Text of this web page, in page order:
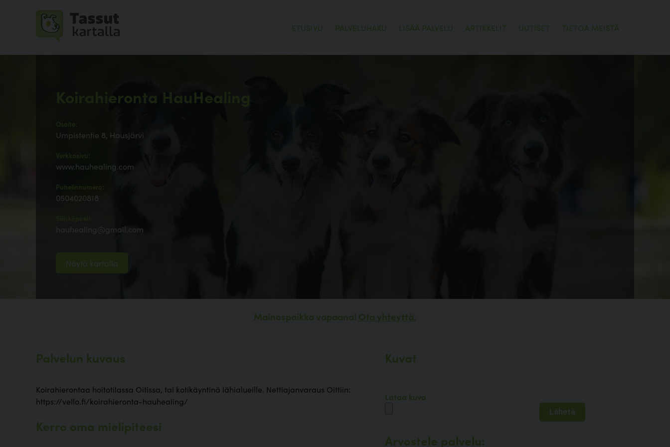
ETUSIVU PALVELUHAKU LISÄÄ PALVELU ARTIKKELIT UUTISET TIETOA MEISTÄ
Koirahieronta HauHealing
Umpistentie 8, Hausjärvi
www.hauhealing.com
Puhelinnumero:
0504020818
hauhealing@gmail.com
Näytä kartalla
Mainospaikka vapaana! Ota yhteyttä.
Palvelun kuvaus
Koirahierontaa hoitotilassa Oitissa, tai kotikäyntinä lähialueille. Nettiajanvaraus Oittiin:
https://vello.fi/koirahieronta-hauhealing/
Kerro oma mielipiteesi
Kuvat
Lataa kuva
Arvostele palvelu: